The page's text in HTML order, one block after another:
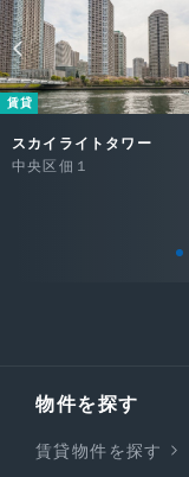
賃貸
スカイライトタワー
中央区佃１
物件を探す
賃貸物件を探す